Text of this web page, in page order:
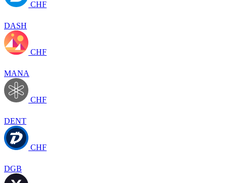
CHF
DASH
CHF
MANA
CHF
DENT
CHF
DGB